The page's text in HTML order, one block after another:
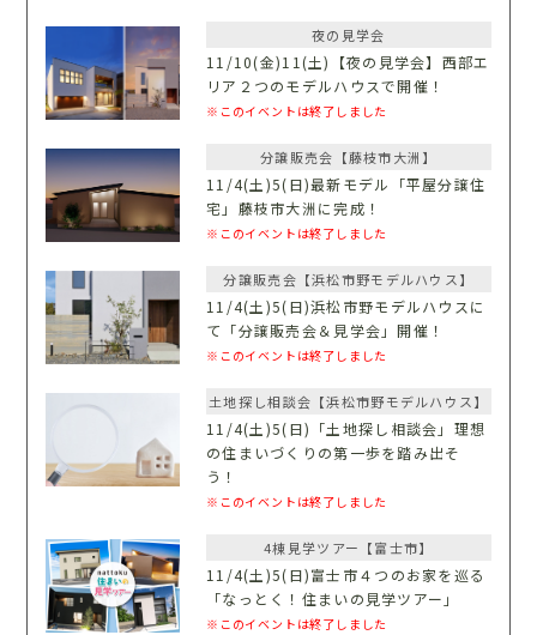
夜の見学会
11/10(金)11(土)【夜の見学会】西部エ
リア２つのモデルハウスで開催！
※このイベントは終了しました
分譲販売会【藤枝市大洲】
11/4(土)5(日)最新モデル「平屋分譲住
宅」藤枝市大洲に完成！
※このイベントは終了しました
分譲販売会【浜松市野モデルハウス】
11/4(土)5(日)浜松市野モデルハウスに
て「分譲販売会＆見学会」開催！
※このイベントは終了しました
土地探し相談会【浜松市野モデルハウス】
11/4(土)5(日)「土地探し相談会」理想
の住まいづくりの第一歩を踏み出そ
う！
※このイベントは終了しました
4棟見学ツアー【富士市】
11/4(土)5(日)富士市４つのお家を巡る
「なっとく！住まいの見学ツアー」
※このイベントは終了しました